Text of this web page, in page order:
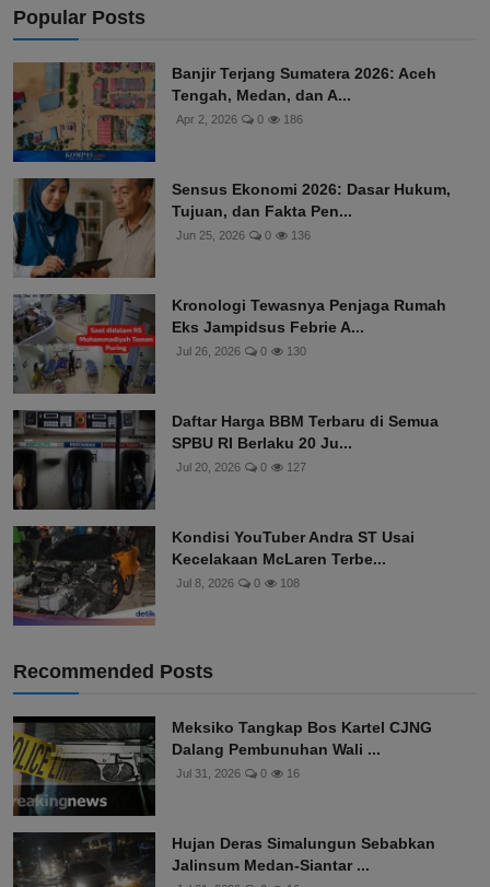
Popular Posts
Banjir Terjang Sumatera 2026: Aceh
Tengah, Medan, dan A...
Apr 2, 2026 0 186
Sensus Ekonomi 2026: Dasar Hukum,
Tujuan, dan Fakta Pen...
Jun 25, 2026 0 136
Kronologi Tewasnya Penjaga Rumah
Eks Jampidsus Febrie A...
Jul 26, 2026 0 130
Daftar Harga BBM Terbaru di Semua
SPBU RI Berlaku 20 Ju...
Jul 20, 2026 0 127
Kondisi YouTuber Andra ST Usai
Kecelakaan McLaren Terbe...
Jul 8, 2026 0 108
Recommended Posts
Meksiko Tangkap Bos Kartel CJNG
Dalang Pembunuhan Wali ...
Jul 31, 2026 0 16
Hujan Deras Simalungun Sebabkan
Jalinsum Medan-Siantar ...